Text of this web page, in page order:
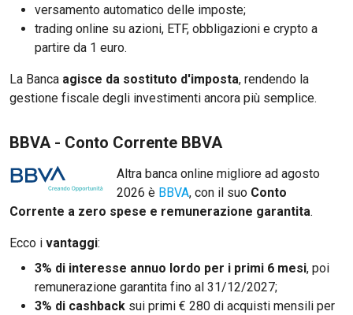
versamento automatico delle imposte;
trading online su azioni, ETF, obbligazioni e crypto a
partire da 1 euro.
La Banca agisce da sostituto d'imposta, rendendo la
gestione fiscale degli investimenti ancora più semplice.
BBVA - Conto Corrente BBVA
Altra banca online migliore ad agosto
2026 è BBVA, con il suo Conto
Corrente a zero spese e remunerazione garantita.
Ecco i vantaggi:
3% di interesse annuo lordo per i primi 6 mesi, poi
remunerazione garantita fino al 31/12/2027;
3% di cashback sui primi € 280 di acquisti mensili per